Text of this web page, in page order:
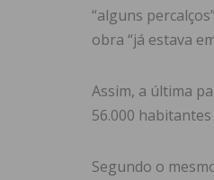
“alguns
obra “já estava
Assim, a última
56.000
Segundo o